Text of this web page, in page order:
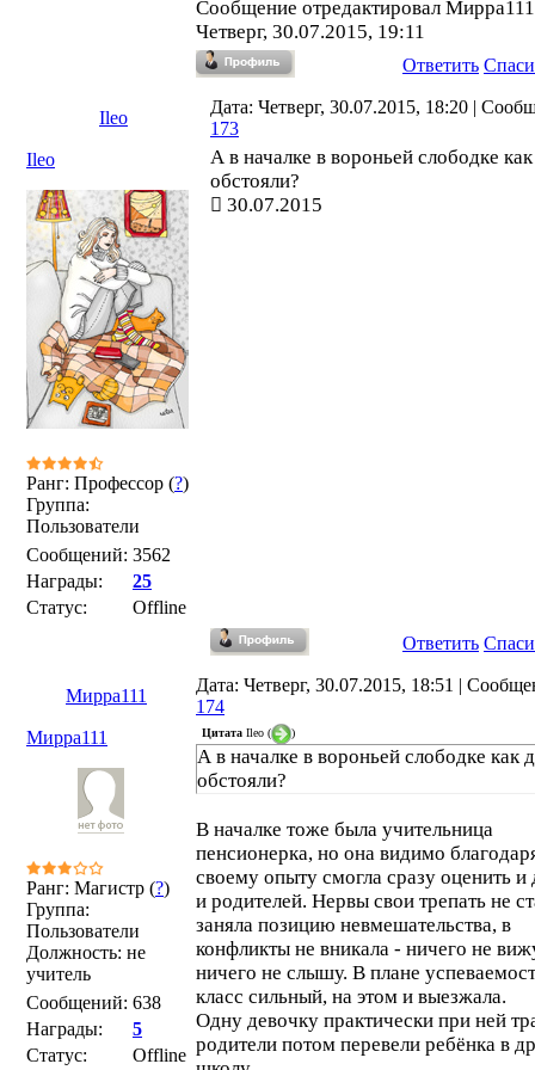
Сообщение отредактировал Мирра111
Четверг, 30.07.2015, 19:11
Ответить
Ileo
Дата: Четверг, 30.07.2015, 18:20 |
173
Ileo
Ранг: Профессор (?)
Группа:
Пользователи
Сообщений: 3562
Награды:
25
Статус:
Offline
А в началке в вороньей слободке
обстояли?
30.07.2015
Ответить
Мирра111
Дата: Четверг, 30.07.2015, 18:51 |
174
Мирра111
Ранг: Магистр (?)
Группа:
Пользователи
Должность: не
учитель
Сообщений: 638
Награды:
5
Статус:
Offline
Цитата Ileo ( )
А в началке в вороньей слободке как
обстояли?
В началке тоже была учительница
пенсионерка, но она видимо
своему опыту смогла сразу оценить и
и родителей. Нервы свои трепать не
заняла позицию невмешательства, в
конфликты не вникала - ничего не
ничего не слышу. В плане
класс сильный, на этом и выезжала.
Одну девочку практически при ней
родители потом перевели ребёнка в